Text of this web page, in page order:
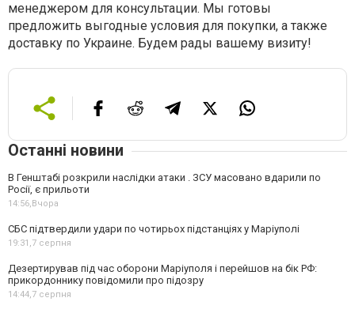
менеджером для консультации. Мы готовы
предложить выгодные условия для покупки, а также
доставку по Украине. Будем рады вашему визиту!
Останні новини
В Генштабі розкрили наслідки атаки . ЗСУ масовано вдарили по
Росії, є прильоти
14:56,Вчора
СБС підтвердили удари по чотирьох підстанціях у Маріуполі
19:31,7 серпня
Дезертирував під час оборони Маріуполя і перейшов на бік РФ:
прикордоннику повідомили про підозру
14:44,7 серпня